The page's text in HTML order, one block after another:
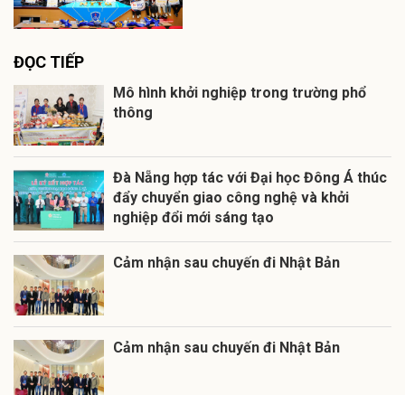
ĐỌC TIẾP
Mô hình khởi nghiệp trong trường phổ
thông
Đà Nẵng hợp tác với Đại học Đông Á thúc
đẩy chuyển giao công nghệ và khởi
nghiệp đổi mới sáng tạo
Cảm nhận sau chuyến đi Nhật Bản
Cảm nhận sau chuyến đi Nhật Bản